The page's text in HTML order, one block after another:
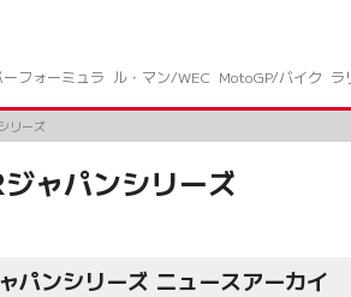
ーフォーミュラ ル・マン/WEC MotoGP/バイク ラ
リーズ
ャパンシリーズ
パンシリーズ ニュースアーカイ